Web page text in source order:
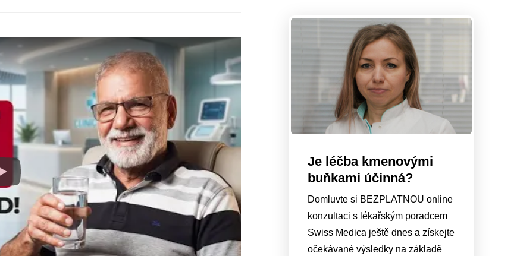
Je léčba kmenovými
buňkami účinná?
Domluvte si BEZPLATNOU online
konzultaci s lékařským poradcem
Swiss Medica ještě dnes a získejte
očekávané výsledky na základě